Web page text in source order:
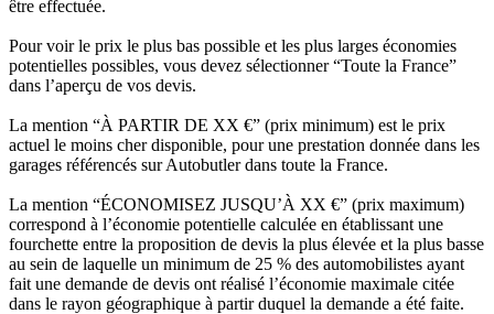
être effectuée.
Pour voir le prix le plus bas possible et les plus larges économies
potentielles possibles, vous devez sélectionner “Toute la France”
dans l’aperçu de vos devis.
La mention “À PARTIR DE XX €” (prix minimum) est le prix
actuel le moins cher disponible, pour une prestation donnée dans les
garages référencés sur Autobutler dans toute la France.
La mention “ÉCONOMISEZ JUSQU’À XX €” (prix maximum)
correspond à l’économie potentielle calculée en établissant une
fourchette entre la proposition de devis la plus élevée et la plus basse
au sein de laquelle un minimum de 25 % des automobilistes ayant
fait une demande de devis ont réalisé l’économie maximale citée
dans le rayon géographique à partir duquel la demande a été faite.